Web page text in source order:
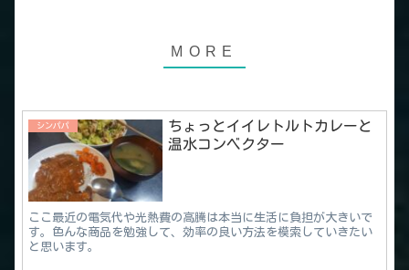
シンパパ
ちょっとイイレトルトカレーと
温水コンベクター
ここ最近の電気代や光熱費の高騰は本当に生活に負担が大きいで
す。色んな商品を勉強して、効率の良い方法を模索していきたい
と思います。